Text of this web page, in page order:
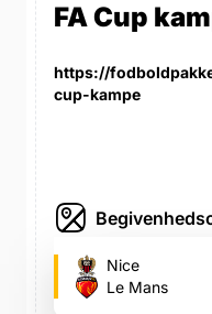
FA Cup
https://
cup-kampe
Allianz Riviera
Boulevard des
Nice
Le Mans